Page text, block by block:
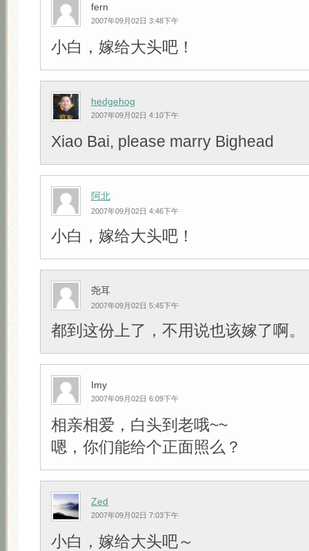
fern
2007年09月02日 3:48下午
小白，嫁给大头吧！
hedgehog
2007年09月02日 4:10下午
Xiao Bai, please marry Bighead
阿北
2007年09月02日 4:46下午
小白，嫁给大头吧！
尧耳
2007年09月02日 5:45下午
都到这份上了，不用说也该嫁了啊。
Imy
2007年09月02日 6:09下午
相亲相爱，白头到老哦~~
嗯，你们能给个正面照么？
Zed
2007年09月02日 7:03下午
小白，嫁给大头吧～